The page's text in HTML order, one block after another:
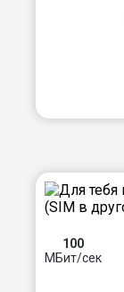
100
МБит/сек